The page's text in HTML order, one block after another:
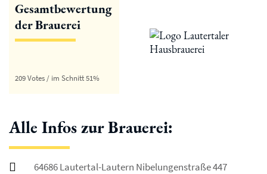
Gesamtbewertung
der Brauerei
209 Votes / im Schnitt 51%
Alle Infos zur Brauerei:
64686 Lautertal-Lautern Nibelungenstraße 447